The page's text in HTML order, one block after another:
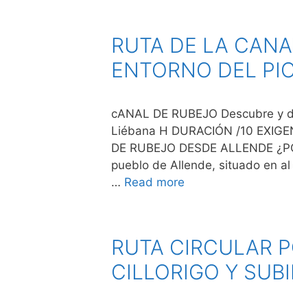
RUTA DE LA
ENTORNO DEL
cANAL DE RUBEJO Descubre
Liébana H DURACIÓN /10
DE RUBEJO DESDE ALLENDE
pueblo de Allende, situado en
… Read more
RUTA CIRCULAR
CILLORIGO Y